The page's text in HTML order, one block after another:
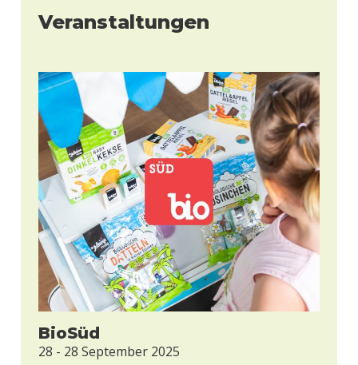
Veranstaltungen
BioSüd
28 - 28 September 2025